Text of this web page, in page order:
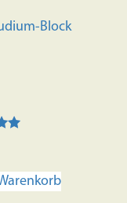
Block